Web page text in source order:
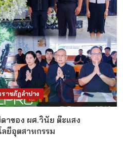
าชภัฏลำปาง
ของ ผศ.วินัย ต๊ะแสง
ยีอุตสาหกรรม